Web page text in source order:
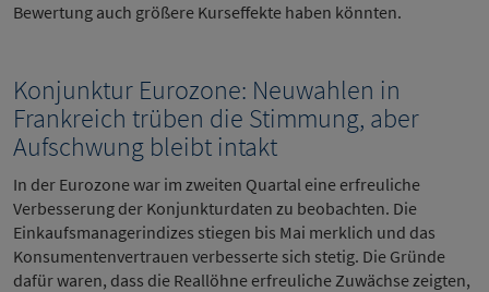
Bewertung auch größere Kurseffekte haben könnten.
Konjunktur Eurozone: Neuwahlen in
Frankreich trüben die Stimmung, aber
Aufschwung bleibt intakt
In der Eurozone war im zweiten Quartal eine erfreuliche
Verbesserung der Konjunkturdaten zu beobachten. Die
Einkaufsmanagerindizes stiegen bis Mai merklich und das
Konsumentenvertrauen verbesserte sich stetig. Die Gründe
dafür waren, dass die Reallöhne erfreuliche Zuwächse zeigten,